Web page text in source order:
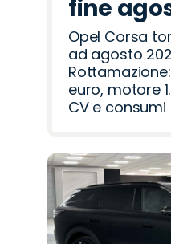
fine
Opel Corsa
ad agosto
euro, motore
CV e